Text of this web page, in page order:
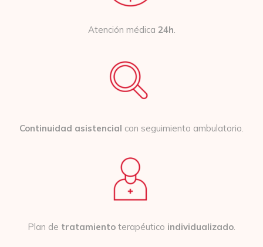
Atención médica 24h.
Continuidad asistencial con seguimiento ambulatorio.
Plan de tratamiento terapéutico individualizado.